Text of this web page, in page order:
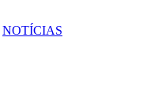
NOTÍCIAS